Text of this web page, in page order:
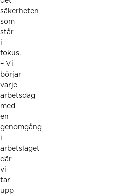
säkerheten
som
står
i
fokus.
– Vi
börjar
varje
arbetsdag
med
en
genomgång
i
arbetslaget
där
vi
tar
upp